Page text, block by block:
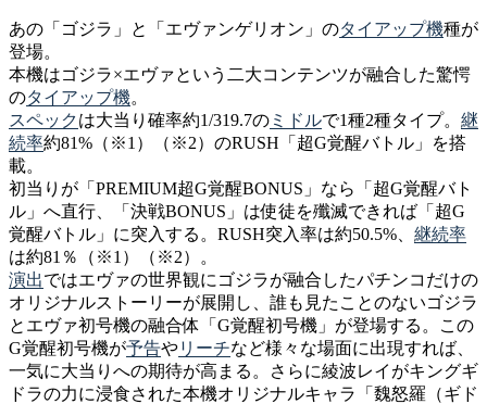
あの「ゴジラ」と「エヴァンゲリオン」のタイアップ機種が
登場。
本機はゴジラ×エヴァという二大コンテンツが融合した驚愕
のタイアップ機。
スペックは大当り確率約1/319.7の ミドルで1種2種タイプ。 継
続率約81%（※1）（※2）のRUSH「超G覚醒バトル」を搭
載。
初当りが「PREMIUM超G覚醒BONUS」なら「超G覚醒バト
ル」へ直行、「決戦BONUS」は使徒を殲滅できれば「超G
覚醒バトル」に突入する。RUSH突入率は約50.5%、 継続率
は約81％（※1）（※2）。
演出ではエヴァの世界観にゴジラが融合したパチンコだけの
オリジナルストーリーが展開し、誰も見たことのないゴジラ
とエヴァ初号機の融合体「G覚醒初号機」が登場する。この
G覚醒初号機が予告やリーチなど様々な場面に出現すれば、
一気に大当りへの期待が高まる。さらに綾波レイがキングギ
ドラの力に浸食された本機オリジナルキャラ「魏怒羅（ギド